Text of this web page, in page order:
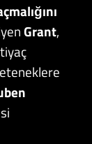
Grant,